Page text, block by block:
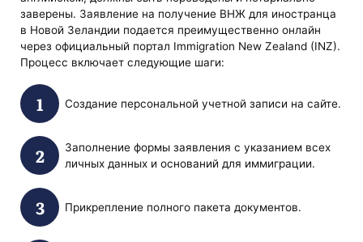
заверены. Заявление на получение ВНЖ для иностранца
в Новой Зеландии подается преимущественно онлайн
через официальный портал Immigration New Zealand (INZ).
Процесс включает следующие шаги:
Создание персональной учетной записи на сайте.
Заполнение формы заявления с указанием всех
личных данных и оснований для иммиграции.
Прикрепление полного пакета документов.